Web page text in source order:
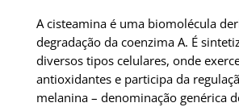
A cisteamina é uma biomolécula
degradação da coenzima A. É
diversos tipos celulares, onde
antioxidantes e participa da
melanina – denominação genérica